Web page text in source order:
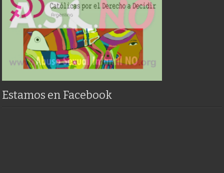
Estamos en Facebook